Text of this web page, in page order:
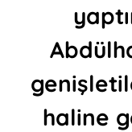
haline